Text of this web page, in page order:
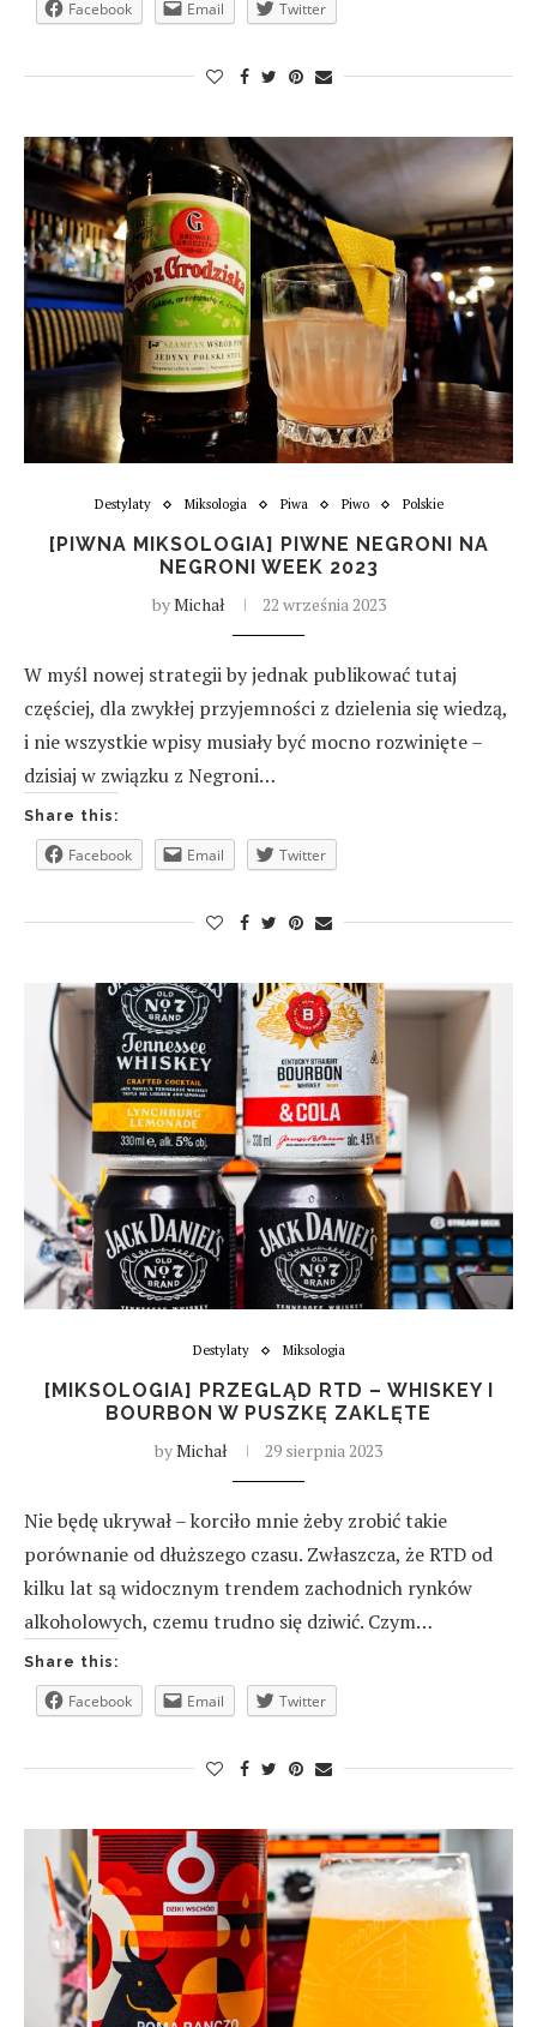
Facebook Email Twitter
Destylaty Miksologia Piwa Piwo Polskie
[PIWNA MIKSOLOGIA] PIWNE NEGRONI NA
NEGRONI WEEK 2023
byMichał 22 września 2023
W myśl nowej strategii by jednak publikować tutaj
częściej, dla zwykłej przyjemności z dzielenia się wiedzą,
i nie wszystkie wpisy musiały być mocno rozwinięte –
dzisiaj w związku z Negroni…
Share this:
Facebook Email Twitter
Destylaty Miksologia
[MIKSOLOGIA] PRZEGLĄD RTD – WHISKEY I
BOURBON W PUSZKĘ ZAKLĘTE
byMichał 29 sierpnia 2023
Nie będę ukrywał – korciło mnie żeby zrobić takie
porównanie od dłuższego czasu. Zwłaszcza, że RTD od
kilku lat są widocznym trendem zachodnich rynków
alkoholowych, czemu trudno się dziwić. Czym…
Share this:
Facebook Email Twitter